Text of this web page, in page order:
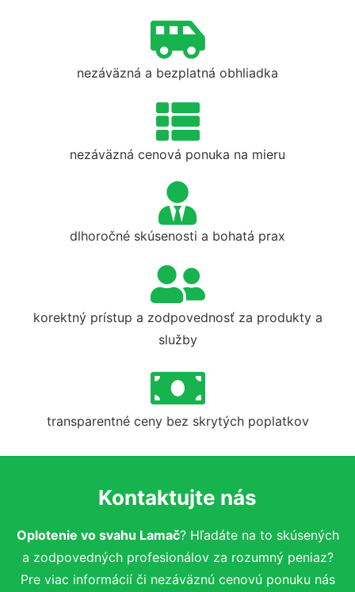
nezáväzná a bezplatná obhliadka
nezáväzná cenová ponuka na mieru
dlhoročné skúsenosti a bohatá prax
korektný prístup a zodpovednosť za produkty a
služby
transparentné ceny bez skrytých poplatkov
Kontaktujte nás
Oplotenie vo svahu Lamač? Hľadáte na to skúsených
a zodpovedných profesionálov za rozumný peniaz?
Pre viac informácií či nezáväznú cenovú ponuku nás